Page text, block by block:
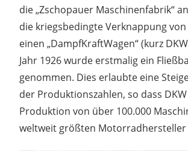
die „Zschopauer Maschinenfabrik“
die kriegsbedingte Verknappung
einen „DampfKraftWagen“ (kurz
Jahr 1926 wurde erstmalig ein
genommen. Dies erlaubte eine
der Produktionszahlen, so dass
Produktion von über 100.000
weltweit größten Motorradhersteller